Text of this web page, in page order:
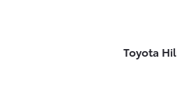
Toyota